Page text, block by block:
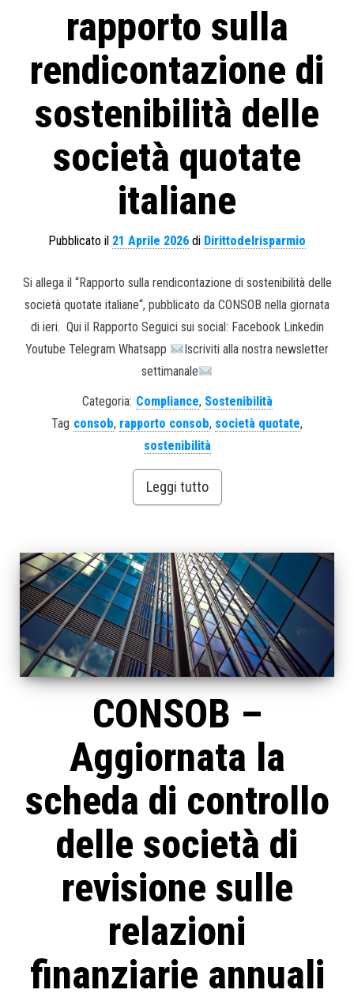
rapporto sulla
rendicontazione di
sostenibilità delle
società quotate
italiane
Pubblicato il 21 Aprile 2026 di Dirittodelrisparmio
Si allega il “Rapporto sulla rendicontazione di sostenibilità delle
società quotate italiane“, pubblicato da CONSOB nella giornata
di ieri. Qui il Rapporto Seguici sui social: Facebook Linkedin
Youtube Telegram Whatsapp
Iscriviti alla nostra newsletter
settimanale
Categoria: Compliance, Sostenibilità
Tag consob, rapporto consob, società quotate,
sostenibilità
Leggi tutto
CONSOB –
Aggiornata la
scheda di controllo
delle società di
revisione sulle
relazioni
finanziarie annuali